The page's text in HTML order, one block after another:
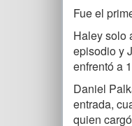
Fue el
Haley solo
episodio y
enfrentó a
Daniel
entrada,
quien